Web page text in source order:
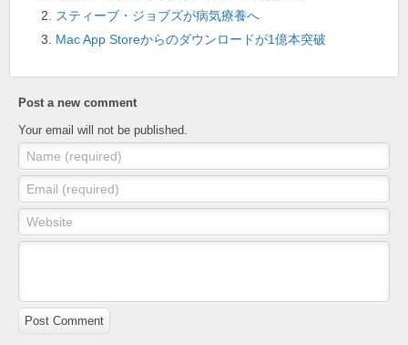
スティーブ・ジョブズが病気療養へ
Mac App Storeからのダウンロードが1億本突破
Post a new comment
Your email will not be published.
Name (required)
Email (required)
Website
Post Comment